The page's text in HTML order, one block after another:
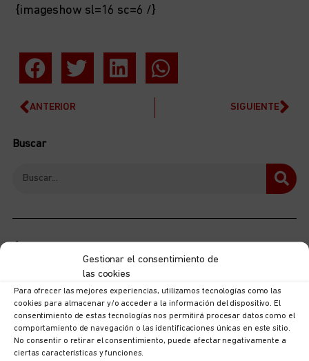
Gestionar el consentimiento de
las cookies
Para ofrecer las mejores experiencias, utilizamos tecnologías como las
cookies para almacenar y/o acceder a la información del dispositivo. El
consentimiento de estas tecnologías nos permitirá procesar datos como el
comportamiento de navegación o las identificaciones únicas en este sitio.
No consentir o retirar el consentimiento, puede afectar negativamente a
ciertas características y funciones.
{imageshow sl=16 sc=6 /}
ANTERIOR SIGUIENTE
Buscar